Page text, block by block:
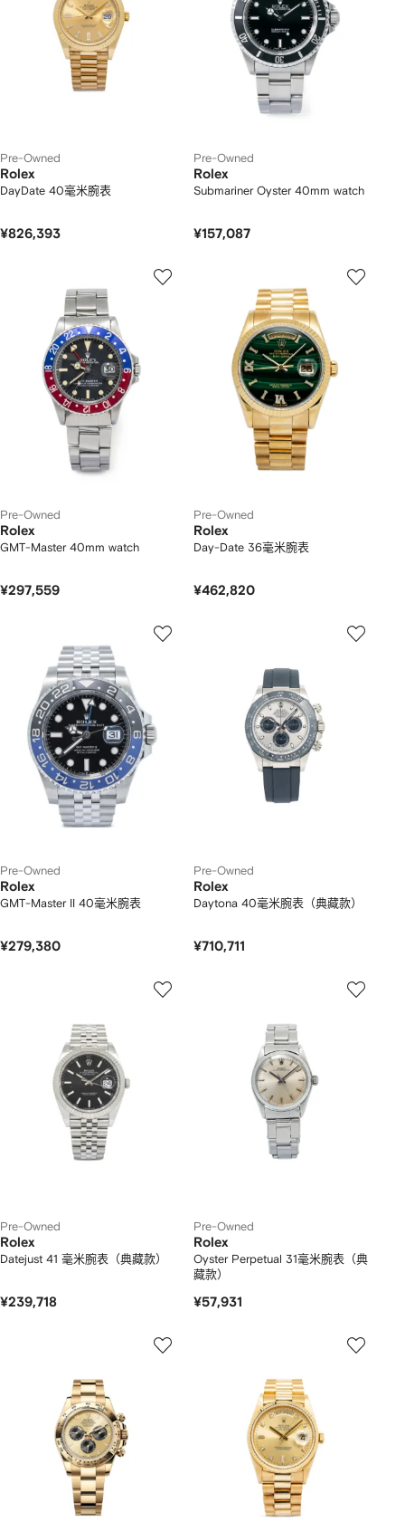
Pre-Owned
Rolex
DayDate 40毫米腕表
¥826,393
Pre-Owned
Rolex
Submariner Oyster 40mm watch
¥157,087
Pre-Owned
Rolex
GMT-Master 40mm watch
¥297,559
Pre-Owned
Rolex
Day-Date 36毫米腕表
¥462,820
Pre-Owned
Rolex
GMT-Master II 40毫米腕表
¥279,380
Pre-Owned
Rolex
Daytona 40毫米腕表（典藏款）
¥710,711
Pre-Owned
Rolex
Datejust 41 毫米腕表（典藏款）
¥239,718
Pre-Owned
Rolex
Oyster Perpetual 31毫米腕表（典
藏款）
¥57,931